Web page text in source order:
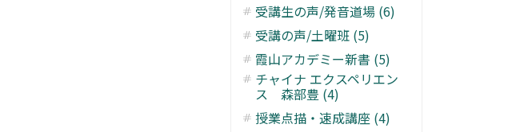
受講生の声/発音道場 (6)
受講の声/土曜班 (5)
霞山アカデミー新書 (5)
チャイナ エクスペリエン
ス 森部豊 (4)
授業点描・速成講座 (4)